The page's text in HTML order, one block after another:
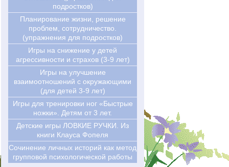
подростков)
Планирование жизни, решение
проблем, сотрудничество.
(упражнения для подростков)
Игры на снижение у детей
агрессивности и страхов (3-9 лет)
Игры на улучшение
взаимоотношений с окружающими
(для детей 3-9 лет)
Игры для тренировки ног «Быстрые
ножки». Детям от 3 лет.
Детские игры ЛОВКИЕ РУЧКИ. Из
книги Клауса Фопеля
Сочинение личных историй как метод
групповой психологической работы